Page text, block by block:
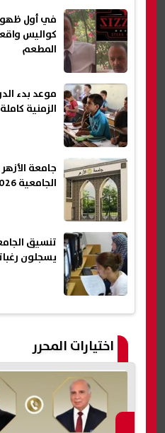
في أول
كواليس
المطعم
الزمنية
جامعة
الجامعية 2026.. الموعد ورابط التسجيل
يسجلون
اختيارات المحرر